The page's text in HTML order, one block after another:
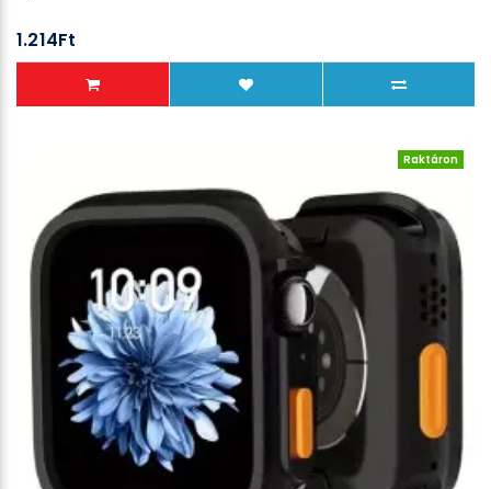
1.214Ft
Raktáron